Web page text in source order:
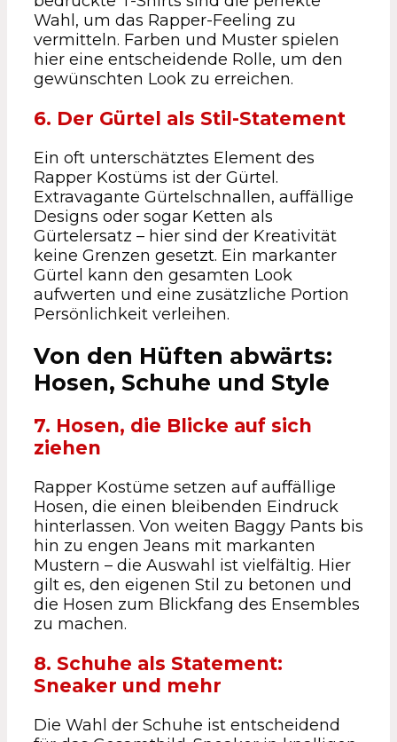
Wahl, um das Rapper-Feeling zu
vermitteln. Farben und Muster spielen
hier eine entscheidende Rolle, um den
gewünschten Look zu erreichen.
6. Der Gürtel als Stil-Statement
Ein oft unterschätztes Element des
Rapper Kostüms ist der Gürtel.
Extravagante Gürtelschnallen, auffällige
Designs oder sogar Ketten als
Gürtelersatz – hier sind der Kreativität
keine Grenzen gesetzt. Ein markanter
Gürtel kann den gesamten Look
aufwerten und eine zusätzliche Portion
Persönlichkeit verleihen.
Von den Hüften abwärts:
Hosen, Schuhe und Style
7. Hosen, die Blicke auf sich
ziehen
Rapper Kostüme setzen auf auffällige
Hosen, die einen bleibenden Eindruck
hinterlassen. Von weiten Baggy Pants bis
hin zu engen Jeans mit markanten
Mustern – die Auswahl ist vielfältig. Hier
gilt es, den eigenen Stil zu betonen und
die Hosen zum Blickfang des Ensembles
zu machen.
8. Schuhe als Statement:
Sneaker und mehr
Die Wahl der Schuhe ist entscheidend